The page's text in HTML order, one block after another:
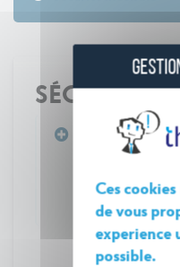
SÉCURITÉ
Arrêté du 20
prescriptions
installations
à
Ces
de vous
experience
possible.